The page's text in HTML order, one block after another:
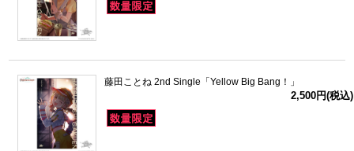
藤田ことね 2nd Single「Yellow Big Bang！」
2,500円(税込)